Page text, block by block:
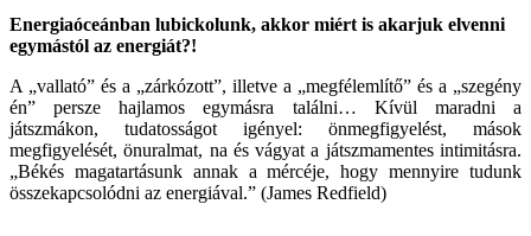
Energiaóceánban lubickolunk, akkor miért is akarjuk elvenni
egymástól az energiát?!
A „vallató” és a „zárkózott”, illetve a „megfélemlítő” és a „szegény
én” persze hajlamos egymásra találni… Kívül maradni a
játszmákon, tudatosságot igényel: önmegfigyelést, mások
megfigyelését, önuralmat, na és vágyat a játszmamentes intimitásra.
„Békés magatartásunk annak a mércéje, hogy mennyire tudunk
összekapcsolódni az energiával.” (James Redfield)